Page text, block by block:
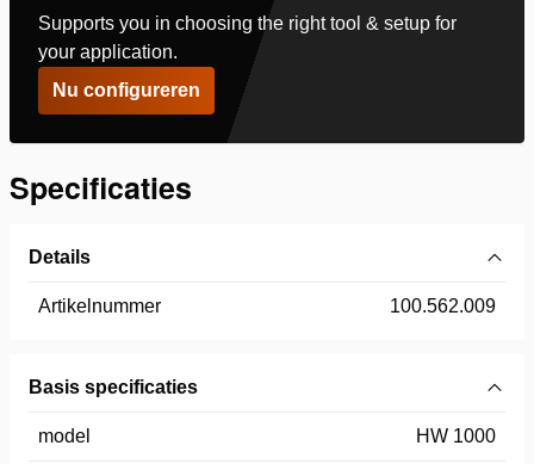
Supports you in choosing the right tool & setup for
your application.
Nu configureren
Specificaties
Details
Artikelnummer 100.562.009
Basis specificaties
model HW 1000